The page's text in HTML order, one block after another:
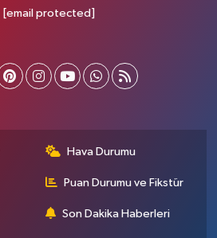
[email protected]
Hava Durumu
Puan Durumu ve Fikstür
Son Dakika Haberleri